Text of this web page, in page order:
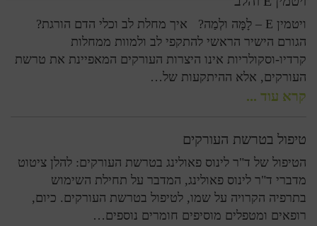
ויטמין E – לָמָּה ולְמַה? איך מחלת לב וכלי הדם הורגת?
הגורם הישיר הראשי להתקפי לב ולמוות ממחלות
קרדיו-וסקולריות אינו היצרות העורקים המאפיינת את טרשת
העורקים, אלא ההיתקעות של…
קרא עוד ...
טיפול בטרשת העורקים
הטיפול של ד"ר לינוס פאולינג בטרשת העורקים: להלן ציטוט
מדברי ד"ר לינוס פאולינג, המדבר על תחילת השימוש
בתרפיה הקרויה על שמו, לטיפול בטרשת העורקים. כיום,
רופאים ומטפלים מוסיפים חומרים נוספים…